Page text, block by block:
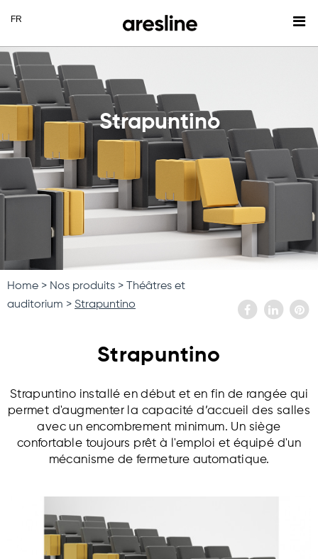
Strapuntino
Home Nos produits
Théâtres et
auditorium
Strapuntino
Strapuntino
Strapuntino installé en début et en fin de rangée qui
permet d'augmenter la capacité d’accueil des salles
avec un encombrement minimum. Un siège
confortable toujours prêt à l'emploi et équipé d'un
mécanisme de fermeture automatique.